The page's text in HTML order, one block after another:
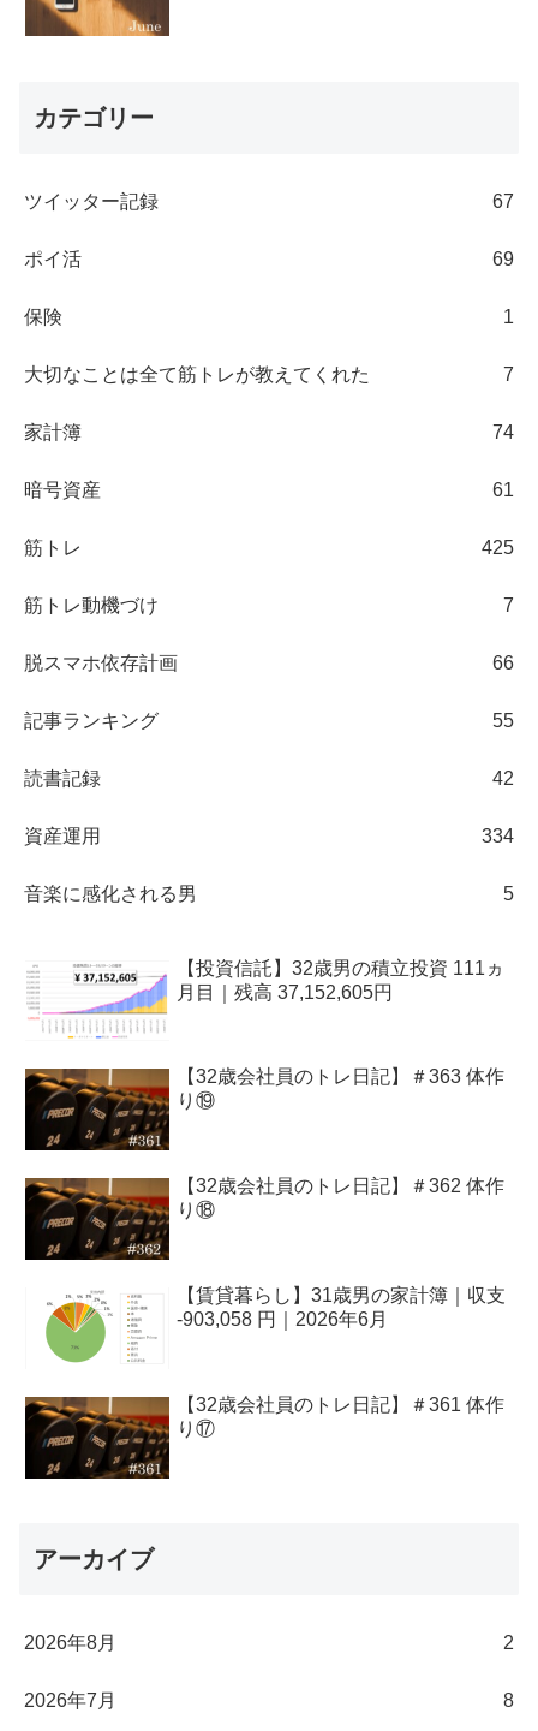
カテゴリー
ツイッター記録 67
ポイ活 69
保険 1
大切なことは全て筋トレが教えてくれた 7
家計簿 74
暗号資産 61
筋トレ 425
筋トレ動機づけ 7
脱スマホ依存計画 66
記事ランキング 55
読書記録 42
資産運用 334
音楽に感化される男 5
【投資信託】32歳男の積立投資 111ヵ
月目｜残高 37,152,605円
【32歳会社員のトレ日記】＃363 体作
り⑲
【32歳会社員のトレ日記】＃362 体作
り⑱
【賃貸暮らし】31歳男の家計簿｜収支
-903,058 円｜2026年6月
【32歳会社員のトレ日記】＃361 体作
り⑰
アーカイブ
2026年8月 2
2026年7月 8